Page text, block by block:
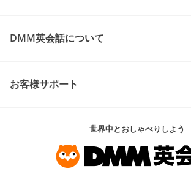
DMM英会話について
お客様サポート
世界中とおしゃべりしよう